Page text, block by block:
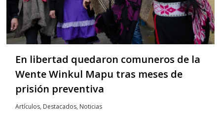
En libertad quedaron comuneros de la
Wente Winkul Mapu tras meses de
prisión preventiva
Artículos, Destacados, Noticias